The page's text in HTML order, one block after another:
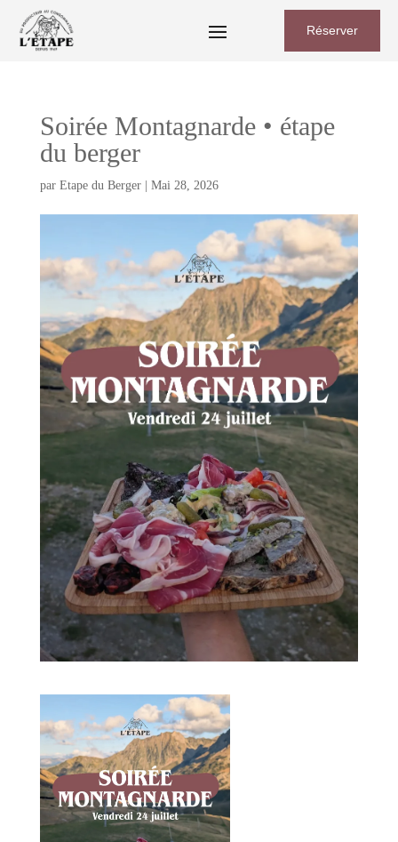
Réserver
Soirée Montagnarde • étape
du berger
par Etape du Berger| Mai 28, 2026